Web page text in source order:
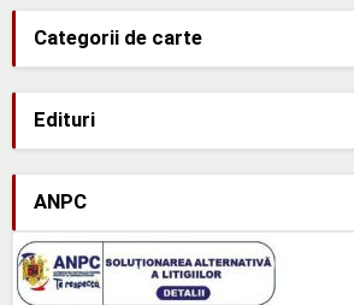
Categorii de carte
Edituri
ANPC